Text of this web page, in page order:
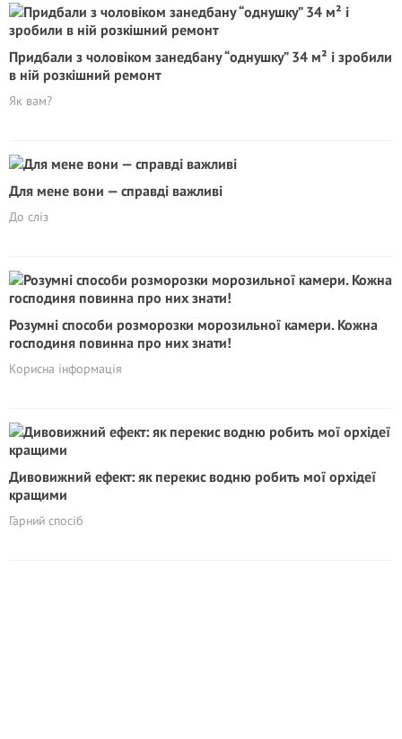
Придбали з чоловіком занедбану “однушку” 34 м² і зробили
в ній розкішний ремонт
Як вам?
Для мене вони — справді важливі
До сліз
Розумні способи розморозки морозильної камери. Кожна
господиня повинна про них знати!
Корисна інформація
Дивовижний ефект: як перекис водню робить мої орхідеї
кращими
Гарний спосіб